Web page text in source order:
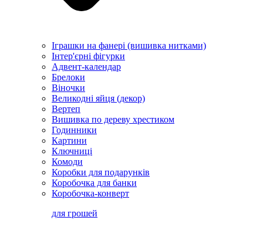
Іграшки на фанері (вишивка нитками)
Інтер'єрні фігурки
Адвент-календар
Брелоки
Віночки
Великодні яйця (декор)
Вертеп
Вишивка по дереву хрестиком
Годинники
Картини
Ключниці
Комоди
Коробки для подарунків
Коробочка для банки
Коробочка-конверт
для грошей